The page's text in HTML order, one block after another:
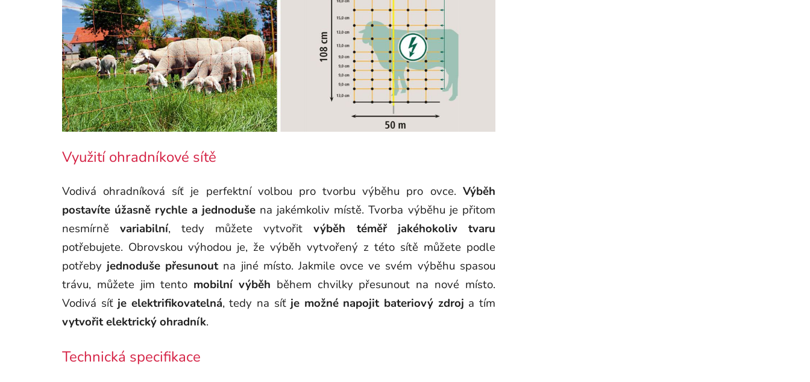
Využití ohradníkové sítě
Vodivá ohradníková síť je perfektní volbou pro tvorbu výběhu pro ovce. Výběh
postavíte úžasně rychle a jednoduše na jakémkoliv místě. Tvorba výběhu je přitom
nesmírněvariabilní, tedy můžete vytvořitvýběh téměř jakéhokoliv tvaru
potřebujete. Obrovskou výhodou je, že výběh vytvořený z této sítě můžete podle
potřeby jednoduše přesunoutna jiné místo. Jakmile ovce ve svém výběhu spasou
trávu, můžete jim tento mobilní výběh během chvilky přesunout na nové místo.
Vodivá síť je elektrifikovatelná, tedy na síť je možné napojit bateriový zdroj a tím
vytvořit elektrický ohradník.
Technická specifikace